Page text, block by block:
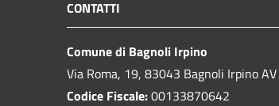
CONTATTI
Comune di Bagnoli Irpino
Via Roma, 19, 83043 Bagnoli Irpino AV
Codice Fiscale:00133870642